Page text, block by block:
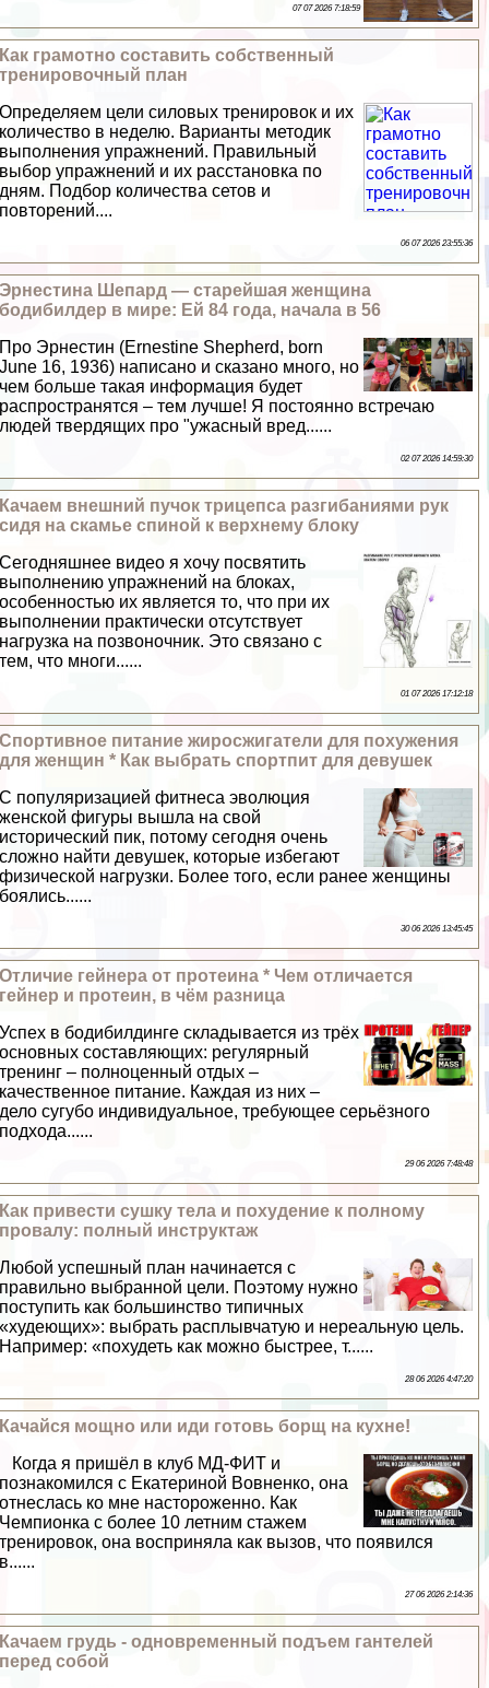
07 07 2026 7:18:59
Как грамотно составить собственный
тренировочный план
Определяем цели силовых тренировок и их
количество в неделю. Варианты методик
выполнения упражнений. Правильный
выбор упражнений и их расстановка по
дням. Подбор количества сетов и
повторений....
06 07 2026 23:55:36
Эрнестина Шепард — старейшая женщина
бодибилдер в мире: Ей 84 года, начала в 56
Про Эрнестин (Ernestine Shepherd, born
June 16, 1936) написано и сказано много, но
чем больше такая информация будет
распространятся – тем лучше! Я постоянно встречаю
людей твердящих про "ужасный вред......
02 07 2026 14:59:30
Качаем внешний пучок трицепса разгибаниями рук
сидя на скамье спиной к верхнему блоку
Сегодняшнее видео я хочу посвятить
выполнению упражнений на блоках,
особенностью их является то, что при их
выполнении пpaктически отсутствует
нагрузка на позвоночник. Это связано с
тем, что многи......
01 07 2026 17:12:18
Спортивное питание жиросжигатели для похужения
для женщин * Как выбрать спортпит для дeвyшек
С популяризацией фитнеса эволюция
женской фигуры вышла на свой
исторический пик, потому сегодня очень
сложно найти дeвyшек, которые избегают
физической нагрузки. Более того, если ранее женщины
боялись......
30 06 2026 13:45:45
Отличие гeйнера от протеина * Чем отличается
гeйнер и протеин, в чём разница
Успех в бодибилдинге складывается из трёх
основных составляющих: регулярный
тренинг – полноценный отдых –
качественное питание. Каждая из них –
дело сугубо индивидуальное, требующее серьёзного
подхода......
29 06 2026 7:48:48
Как привести сушку тела и похудение к полному
провалу: полный инструктаж
Любой успешный план начинается с
правильно выбранной цели. Поэтому нужно
поступить как большинство типичных
«худеющих»: выбрать расплывчатую и нереальную цель.
Например: «похудеть как можно быстрее, т......
28 06 2026 4:47:20
Качайся мощно или иди готовь борщ на кухне!
Когда я пришёл в клуб МД-ФИТ и
познакомился с Екатериной Вовненко, она
отнеслась ко мне настороженно. Как
Чемпионка с более 10 летним стажем
тренировок, она восприняла как вызов, что появился
в......
27 06 2026 2:14:36
Качаем гpyдь - одновременный подъем гантелей
перед собой